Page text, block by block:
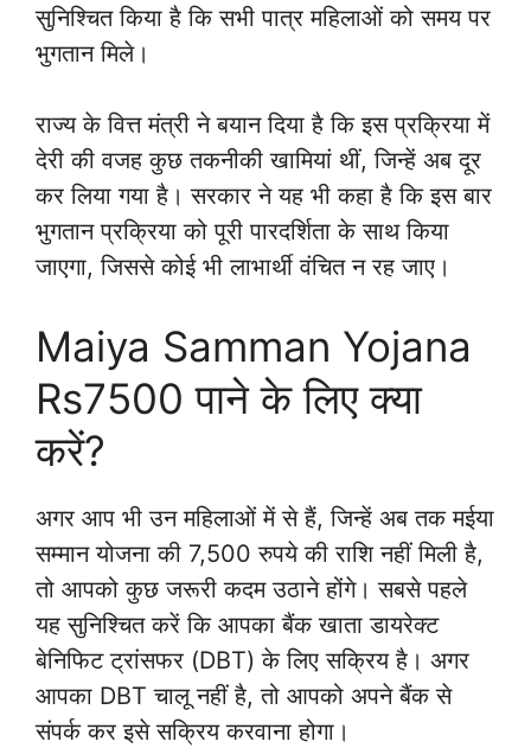
सुनिश्चित किया है कि सभी पात्र महिलाओं को समय पर
भुगतान मिले।
राज्य के वित्त मंत्री ने बयान दिया है कि इस प्रक्रिया में
देरी की वजह कुछ तकनीकी खामियां थीं, जिन्हें अब दूर
कर लिया गया है। सरकार ने यह भी कहा है कि इस बार
भुगतान प्रक्रिया को पूरी पारदर्शिता के साथ किया
जाएगा, जिससे कोई भी लाभार्थी वंचित न रह जाए।
Maiya Samman Yojana
Rs7500 पाने के लिए क्या
करें?
अगर आप भी उन महिलाओं में से हैं, जिन्हें अब तक मईया
सम्मान योजना की 7,500 रुपये की राशि नहीं मिली है,
तो आपको कुछ जरूरी कदम उठाने होंगे। सबसे पहले
यह सुनिश्चित करें कि आपका बैंक खाता डायरेक्ट
बेनिफिट ट्रांसफर (DBT) के लिए सक्रिय है। अगर
आपका DBT चालू नहीं है, तो आपको अपने बैंक से
संपर्क कर इसे सक्रिय करवाना होगा।